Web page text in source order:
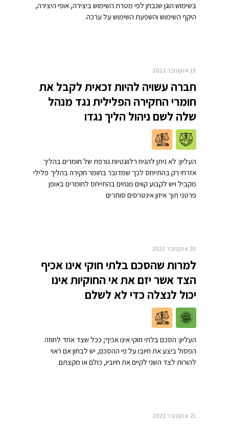
בשימוש הוגן שנבחן לפי מטרת השימוש ביצירה, אופי היצירה,
היקף השימוש והשפעת השימוש על ערכה.
19 אוקטובר 2021
חברה עשויה להיות זכאית לקבל את
חומרי החקירה הפלילית נגד מנהל
שלה לשם ניהול הליך נגדו
העליון: לא ניתן להניח רלוונטיות גורפת של חומרים בהליך
אזרחי רק בהתייחס לכך שמדובר בחומר חקירה בהליך פלילי
מקביל ויש לקבוע קווים מנחים בהתייחס לחומרים באופן
פרטני תוך איזון אינטרסים סותרים
20 אוקטובר 2021
למרות שהסכם בלתי חוקי אינו אכיף
הצד אשר יזם את אי החוקיות אינו
יכול לנצלה כדי לא לשלם
העליון: הסכם בלתי חוקי אינו אכיף; ככל שצד אחד לחוזה
הפסול ביצע את חיובו על פי ההסכם, יש לבחון אם ראוי
להורות לצד השני לקיים את חיוביו, כולם או מקצתם.
21 אוקטובר 2021